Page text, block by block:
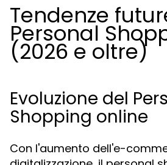
Tendenze
Personal
(2026 e oltre)
Evoluzione del
Shopping online
Con l'aumento dell'e-